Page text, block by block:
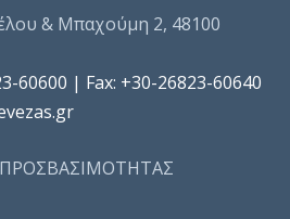
& Μπαχούμη 2, 48100
60600 | Fax: +30-26823-60640